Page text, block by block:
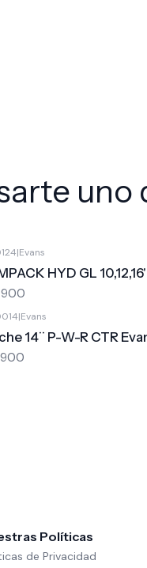
uno
|Evans
HYD GL
|Evans
14¨ P-W-R CTR
Políticas
de Privacidad